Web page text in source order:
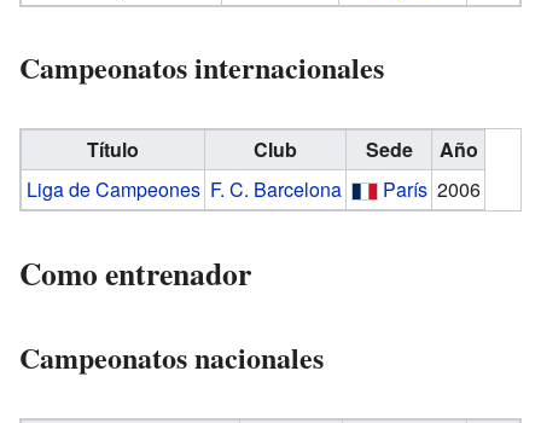
Campeonatos internacionales
Título Club Sede
Año
Liga de Campeones F. C. Barcelona París 2006
Como entrenador
Campeonatos nacionales